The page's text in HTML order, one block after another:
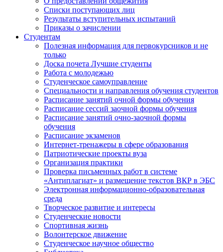
Списки поступающих лиц
Результаты вступительных испытаний
Приказы о зачислении
Студентам
Полезная информация для первокурсников и не
только
Доска почета Лучшие студенты
Работа с молодежью
Студенческое самоуправление
Специальности и направления обучения студентов
Расписание занятий очной формы обучения
Расписание сессий заочной формы обучения
Расписание занятий очно-заочной формы
обучения
Расписание экзаменов
Интернет-тренажеры в сфере образования
Патриотические проекты вуза
Организация практики
Проверка письменных работ в системе
«Антиплагиат» и размещение текстов ВКР в ЭБС
Электронная информационно-образовательная
среда
Творческое развитие и интересы
Студенческие новости
Спортивная жизнь
Волонтерское движение
Студенческое научное общество